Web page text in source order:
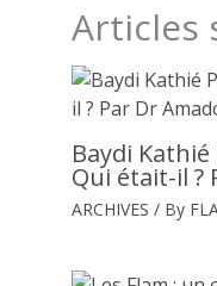
Articles
Baydi Kathié
Qui était-il ?
ARCHIVES / By